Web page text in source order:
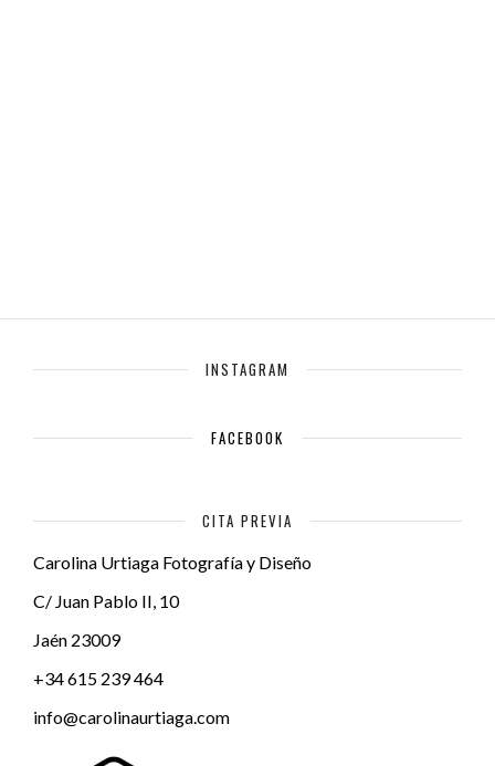
INSTAGRAM
FACEBOOK
CITA PREVIA
Carolina Urtiaga Fotografía y Diseño
C/ Juan Pablo II, 10
Jaén 23009
+34 615 239 464
info@carolinaurtiaga.com